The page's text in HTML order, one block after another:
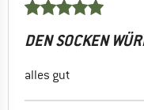
DEN SOCKEN
alles gut